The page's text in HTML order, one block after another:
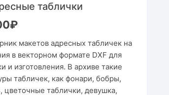
рамки
Подставки
Украшение и интерьер
Выкройки обуви
таблички
₽
макетов адресных табличек на
в векторном формате DXF для
и изготовления. В архиве такие
табличек, как фонари, бобры,
цветочные таблички, девушка,